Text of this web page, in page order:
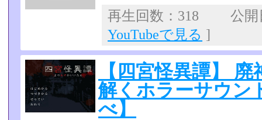
再生回数：318 公
YouTubeで見る ]
【四宮怪異譚】
解くホラーサウン
べ】